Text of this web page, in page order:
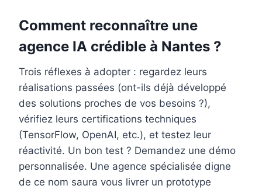
Comment reconnaître une
agence IA crédible à Nantes ?
Trois réflexes à adopter : regardez leurs
réalisations passées (ont-ils déjà développé
des solutions proches de vos besoins ?),
vérifiez leurs certifications techniques
(TensorFlow, OpenAI, etc.), et testez leur
réactivité. Un bon test ? Demandez une démo
personnalisée. Une agence spécialisée digne
de ce nom saura vous livrer un prototype